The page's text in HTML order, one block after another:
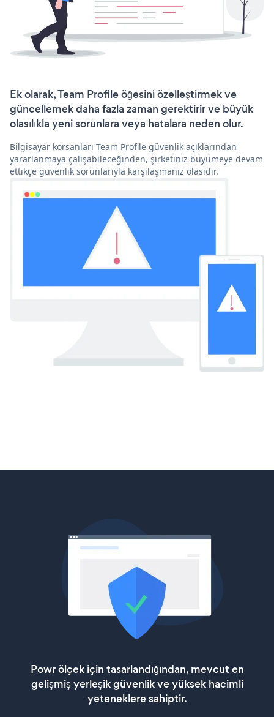
Ek olarak, Team Profile öğesini özelleştirmek ve
güncellemek daha fazla zaman gerektirir ve büyük
olasılıkla yeni sorunlara veya hatalara neden olur.
Bilgisayar korsanları Team Profile güvenlik açıklarından
yararlanmaya çalışabileceğinden, şirketiniz büyümeye devam
ettikçe güvenlik sorunlarıyla karşılaşmanız olasıdır.
Powr ölçek için tasarlandığından, mevcut en
gelişmiş yerleşik güvenlik ve yüksek hacimli
yeteneklere sahiptir.